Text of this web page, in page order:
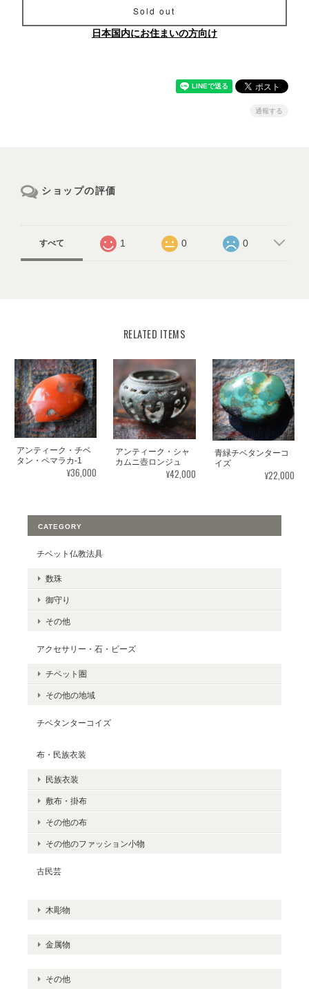
Sold out
日本国内にお住まいの方向け
通報する
ショップの評価
すべて 1 0 0
RELATED ITEMS
アンティーク・チベ
タン・ペマラカ-1
¥36,000
アンティーク・シャ
カムニ壺ロンジュ
¥42,000
青緑チベタンターコ
イズ
¥22,000
CATEGORY
チベット仏教法具
数珠
御守り
その他
アクセサリー・石・ビーズ
チベット圏
その他の地域
チベタンターコイズ
布・民族衣装
民族衣装
敷布・掛布
その他の布
その他のファッション小物
古民芸
木彫物
金属物
その他